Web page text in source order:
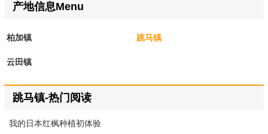
产地信息Menu
柏加镇 跳马镇
云田镇
跳马镇-热门阅读
我的日本红枫种植初体验